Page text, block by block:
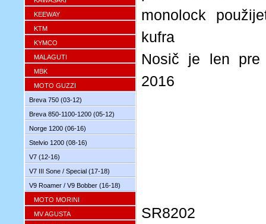
KEEWAY
KTM
KYMCO
MALAGUTI
MBK
MOTO GUZZI
Breva 750 (03-12)
Breva 850-1100-1200 (05-12)
Norge 1200 (06-16)
Stelvio 1200 (08-16)
V7 (12-16)
V7 III Sone / Special (17-18)
V9 Roamer / V9 Bobber (16-18)
MOTO MORINI
MV AGUSTA
monolock
kufra
Nosič je len pre
2016
SR8202